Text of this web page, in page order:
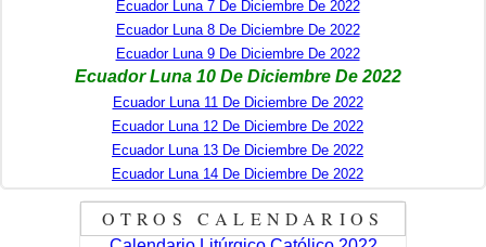
Ecuador Luna 7 De Diciembre De 2022
Ecuador Luna 8 De Diciembre De 2022
Ecuador Luna 9 De Diciembre De 2022
Ecuador Luna 10 De Diciembre De 2022
Ecuador Luna 11 De Diciembre De 2022
Ecuador Luna 12 De Diciembre De 2022
Ecuador Luna 13 De Diciembre De 2022
Ecuador Luna 14 De Diciembre De 2022
OTROS CALENDARIOS